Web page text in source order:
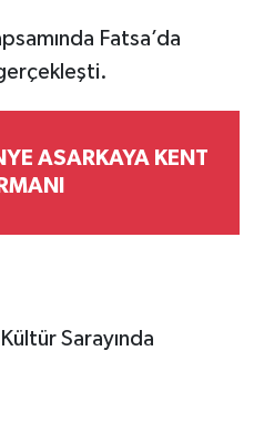
Fatsa’da
ASARKAYA KENT
Kültür Sarayında